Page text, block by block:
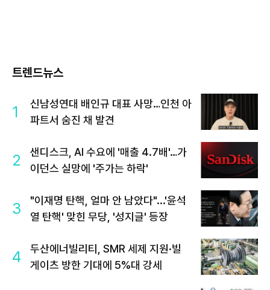
트렌드뉴스
1
신남성연대 배인규 대표 사망…인천 아
파트서 숨진 채 발견
2
샌디스크, AI 수요에 '매출 4.7배'…가
이던스 실망에 '주가는 하락'
3
"이재명 탄핵, 얼마 안 남았다"...'윤석
열 탄핵' 맞힌 무당, '성지글' 등장
4
두산에너빌리티, SMR 세제 지원·빌
게이츠 방한 기대에 5%대 강세